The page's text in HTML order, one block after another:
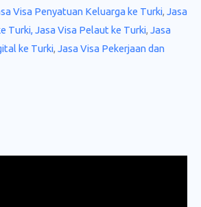
Visa Penyatuan Keluarga ke Turki, Jasa
Turki, Jasa Visa Pelaut ke Turki, Jasa
ke Turki, Jasa Visa Pekerjaan dan